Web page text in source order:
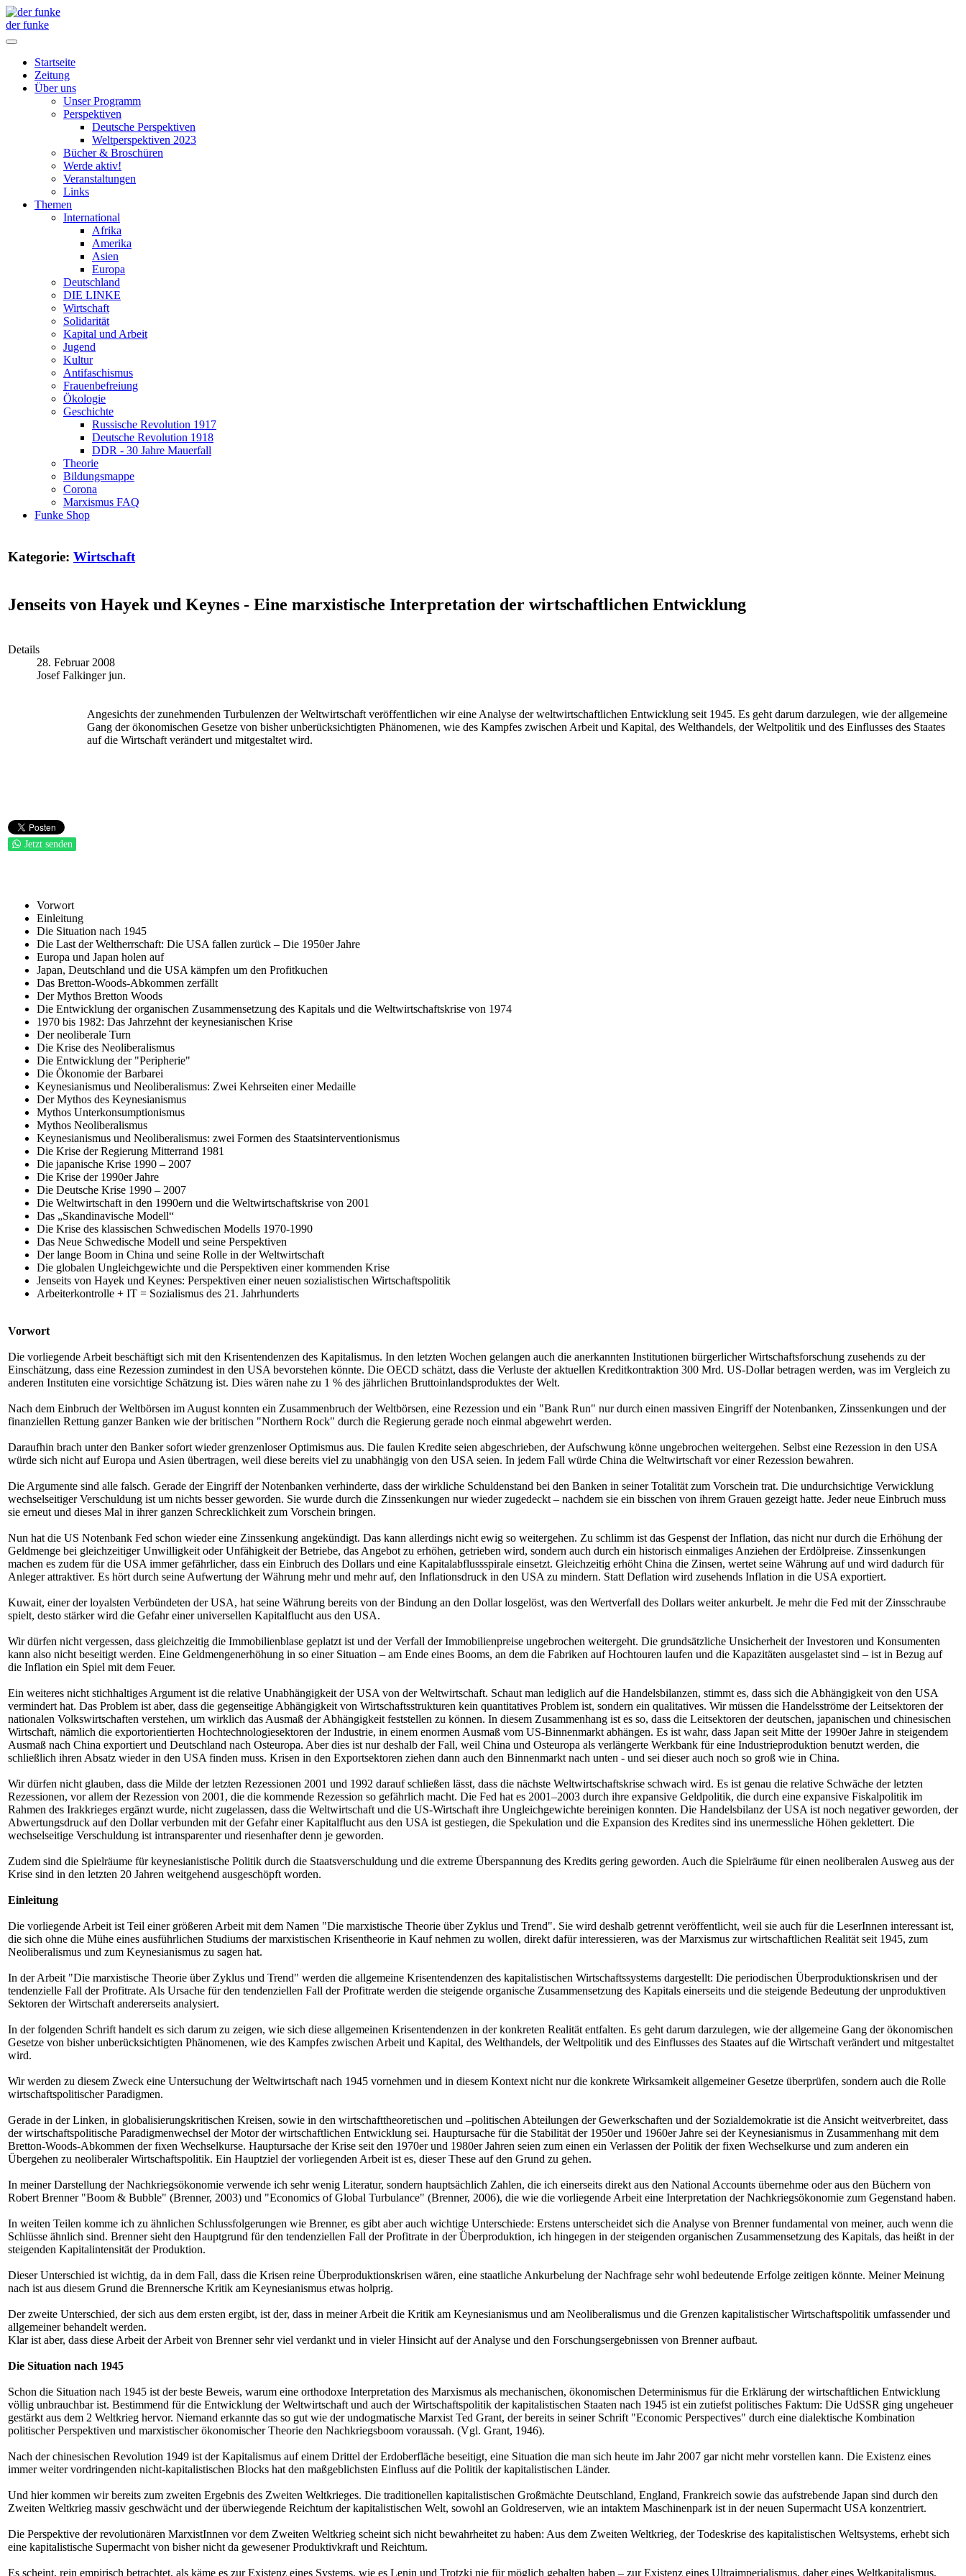
der funke
Startseite
Zeitung
Über uns
Unser Programm
Perspektiven
Deutsche Perspektiven
Weltperspektiven 2023
Bücher & Broschüren
Werde aktiv!
Veranstaltungen
Links
Themen
International
Afrika
Amerika
Asien
Europa
Deutschland
DIE LINKE
Wirtschaft
Solidarität
Kapital und Arbeit
Jugend
Kultur
Antifaschismus
Frauenbefreiung
Ökologie
Geschichte
Russische Revolution 1917
Deutsche Revolution 1918
DDR - 30 Jahre Mauerfall
Theorie
Bildungsmappe
Corona
Marxismus FAQ
Funke Shop
Kategorie: Wirtschaft
Jenseits von Hayek und Keynes - Eine marxistische Interpretation der wirtschaftlichen Entwicklung
Details
28. Februar 2008
Josef Falkinger jun.
Angesichts der zunehmenden Turbulenzen der Weltwirtschaft veröffentlichen wir eine Analyse der weltwirtschaftlichen Entwicklung seit 1945. Es geht darum darzulegen, wie der allgemeine
Gang der ökonomischen Gesetze von bisher unberücksichtigten Phänomenen, wie des Kampfes zwischen Arbeit und Kapital, des Welthandels, der Weltpolitik und des Einflusses des Staates
auf die Wirtschaft verändert und mitgestaltet wird.
Jetzt senden
Vorwort
Einleitung
Die Situation nach 1945
Die Last der Weltherrschaft: Die USA fallen zurück – Die 1950er Jahre
Europa und Japan holen auf
Japan, Deutschland und die USA kämpfen um den Profitkuchen
Das Bretton-Woods-Abkommen zerfällt
Der Mythos Bretton Woods
Die Entwicklung der organischen Zusammensetzung des Kapitals und die Weltwirtschaftskrise von 1974
1970 bis 1982: Das Jahrzehnt der keynesianischen Krise
Der neoliberale Turn
Die Krise des Neoliberalismus
Die Entwicklung der "Peripherie"
Die Ökonomie der Barbarei
Keynesianismus und Neoliberalismus: Zwei Kehrseiten einer Medaille
Der Mythos des Keynesianismus
Mythos Unterkonsumptionismus
Mythos Neoliberalismus
Keynesianismus und Neoliberalismus: zwei Formen des Staatsinterventionismus
Die Krise der Regierung Mitterrand 1981
Die japanische Krise 1990 – 2007
Die Krise der 1990er Jahre
Die Deutsche Krise 1990 – 2007
Die Weltwirtschaft in den 1990ern und die Weltwirtschaftskrise von 2001
Das „Skandinavische Modell“
Die Krise des klassischen Schwedischen Modells 1970-1990
Das Neue Schwedische Modell und seine Perspektiven
Der lange Boom in China und seine Rolle in der Weltwirtschaft
Die globalen Ungleichgewichte und die Perspektiven einer kommenden Krise
Jenseits von Hayek und Keynes: Perspektiven einer neuen sozialistischen Wirtschaftspolitik
Arbeiterkontrolle + IT = Sozialismus des 21. Jahrhunderts
Vorwort
Die vorliegende Arbeit beschäftigt sich mit den Krisentendenzen des Kapitalismus. In den letzten Wochen gelangen auch die anerkannten Institutionen bürgerlicher Wirtschaftsforschung zusehends zu der
Einschätzung, dass eine Rezession zumindest in den USA bevorstehen könnte. Die OECD schätzt, dass die Verluste der aktuellen Kreditkontraktion 300 Mrd. US-Dollar betragen werden, was im Vergleich zu
anderen Instituten eine vorsichtige Schätzung ist. Dies wären nahe zu 1 % des jährlichen Bruttoinlandsproduktes der Welt.
Nach dem Einbruch der Weltbörsen im August konnten ein Zusammenbruch der Weltbörsen, eine Rezession und ein "Bank Run" nur durch einen massiven Eingriff der Notenbanken, Zinssenkungen und der
finanziellen Rettung ganzer Banken wie der britischen "Northern Rock" durch die Regierung gerade noch einmal abgewehrt werden.
Daraufhin brach unter den Banker sofort wieder grenzenloser Optimismus aus. Die faulen Kredite seien abgeschrieben, der Aufschwung könne ungebrochen weitergehen. Selbst eine Rezession in den USA
würde sich nicht auf Europa und Asien übertragen, weil diese bereits viel zu unabhängig von den USA seien. In jedem Fall würde China die Weltwirtschaft vor einer Rezession bewahren.
Die Argumente sind alle falsch. Gerade der Eingriff der Notenbanken verhinderte, dass der wirkliche Schuldenstand bei den Banken in seiner Totalität zum Vorschein trat. Die undurchsichtige Verwicklung
wechselseitiger Verschuldung ist um nichts besser geworden. Sie wurde durch die Zinssenkungen nur wieder zugedeckt – nachdem sie ein bisschen von ihrem Grauen gezeigt hatte. Jeder neue Einbruch muss
sie erneut und dieses Mal in ihrer ganzen Schrecklichkeit zum Vorschein bringen.
Nun hat die US Notenbank Fed schon wieder eine Zinssenkung angekündigt. Das kann allerdings nicht ewig so weitergehen. Zu schlimm ist das Gespenst der Inflation, das nicht nur durch die Erhöhung der
Geldmenge bei gleichzeitiger Unwilligkeit oder Unfähigkeit der Betriebe, das Angebot zu erhöhen, getrieben wird, sondern auch durch ein historisch einmaliges Anziehen der Erdölpreise. Zinssenkungen
machen es zudem für die USA immer gefährlicher, dass ein Einbruch des Dollars und eine Kapitalabflussspirale einsetzt. Gleichzeitig erhöht China die Zinsen, wertet seine Währung auf und wird dadurch für
Anleger attraktiver. Es hört durch seine Aufwertung der Währung mehr und mehr auf, den Inflationsdruck in den USA zu mindern. Statt Deflation wird zusehends Inflation in die USA exportiert.
Kuwait, einer der loyalsten Verbündeten der USA, hat seine Währung bereits von der Bindung an den Dollar losgelöst, was den Wertverfall des Dollars weiter ankurbelt. Je mehr die Fed mit der Zinsschraube
spielt, desto stärker wird die Gefahr einer universellen Kapitalflucht aus den USA.
Wir dürfen nicht vergessen, dass gleichzeitig die Immobilienblase geplatzt ist und der Verfall der Immobilienpreise ungebrochen weitergeht. Die grundsätzliche Unsicherheit der Investoren und Konsumenten
kann also nicht beseitigt werden. Eine Geldmengenerhöhung in so einer Situation – am Ende eines Booms, an dem die Fabriken auf Hochtouren laufen und die Kapazitäten ausgelastet sind – ist in Bezug auf
die Inflation ein Spiel mit dem Feuer.
Ein weiteres nicht stichhaltiges Argument ist die relative Unabhängigkeit der USA von der Weltwirtschaft. Schaut man lediglich auf die Handelsbilanzen, stimmt es, dass sich die Abhängigkeit von den USA
vermindert hat. Das Problem ist aber, dass die gegenseitige Abhängigkeit von Wirtschaftsstrukturen kein quantitatives Problem ist, sondern ein qualitatives. Wir müssen die Handelsströme der Leitsektoren der
nationalen Volkswirtschaften verstehen, um wirklich das Ausmaß der Abhängigkeit feststellen zu können. In diesem Zusammenhang ist es so, dass die Leitsektoren der deutschen, japanischen und chinesischen
Wirtschaft, nämlich die exportorientierten Hochtechnologiesektoren der Industrie, in einem enormen Ausmaß vom US-Binnenmarkt abhängen. Es ist wahr, dass Japan seit Mitte der 1990er Jahre in steigendem
Ausmaß nach China exportiert und Deutschland nach Osteuropa. Aber dies ist nur deshalb der Fall, weil China und Osteuropa als verlängerte Werkbank für eine Industrieproduktion benutzt werden, die
schließlich ihren Absatz wieder in den USA finden muss. Krisen in den Exportsektoren ziehen dann auch den Binnenmarkt nach unten - und sei dieser auch noch so groß wie in China.
Wir dürfen nicht glauben, dass die Milde der letzten Rezessionen 2001 und 1992 darauf schließen lässt, dass die nächste Weltwirtschaftskrise schwach wird. Es ist genau die relative Schwäche der letzten
Rezessionen, vor allem der Rezession von 2001, die die kommende Rezession so gefährlich macht. Die Fed hat es 2001–2003 durch ihre expansive Geldpolitik, die durch eine expansive Fiskalpolitik im
Rahmen des Irakkrieges ergänzt wurde, nicht zugelassen, dass die Weltwirtschaft und die US-Wirtschaft ihre Ungleichgewichte bereinigen konnten. Die Handelsbilanz der USA ist noch negativer geworden, der
Abwertungsdruck auf den Dollar verbunden mit der Gefahr einer Kapitalflucht aus den USA ist gestiegen, die Spekulation und die Expansion des Kredites sind ins unermessliche Höhen geklettert. Die
wechselseitige Verschuldung ist intransparenter und riesenhafter denn je geworden.
Zudem sind die Spielräume für keynesianistische Politik durch die Staatsverschuldung und die extreme Überspannung des Kredits gering geworden. Auch die Spielräume für einen neoliberalen Ausweg aus der
Krise sind in den letzten 20 Jahren weitgehend ausgeschöpft worden.
Einleitung
Die vorliegende Arbeit ist Teil einer größeren Arbeit mit dem Namen "Die marxistische Theorie über Zyklus und Trend". Sie wird deshalb getrennt veröffentlicht, weil sie auch für die LeserInnen interessant ist,
die sich ohne die Mühe eines ausführlichen Studiums der marxistischen Krisentheorie in Kauf nehmen zu wollen, direkt dafür interessieren, was der Marxismus zur wirtschaftlichen Realität seit 1945, zum
Neoliberalismus und zum Keynesianismus zu sagen hat.
In der Arbeit "Die marxistische Theorie über Zyklus und Trend" werden die allgemeine Krisentendenzen des kapitalistischen Wirtschaftssystems dargestellt: Die periodischen Überproduktionskrisen und der
tendenzielle Fall der Profitrate. Als Ursache für den tendenziellen Fall der Profitrate werden die steigende organische Zusammensetzung des Kapitals einerseits und die steigende Bedeutung der unproduktiven
Sektoren der Wirtschaft andererseits analysiert.
In der folgenden Schrift handelt es sich darum zu zeigen, wie sich diese allgemeinen Krisentendenzen in der konkreten Realität entfalten. Es geht darum darzulegen, wie der allgemeine Gang der ökonomischen
Gesetze von bisher unberücksichtigten Phänomenen, wie des Kampfes zwischen Arbeit und Kapital, des Welthandels, der Weltpolitik und des Einflusses des Staates auf die Wirtschaft verändert und mitgestaltet
wird.
Wir werden zu diesem Zweck eine Untersuchung der Weltwirtschaft nach 1945 vornehmen und in diesem Kontext nicht nur die konkrete Wirksamkeit allgemeiner Gesetze überprüfen, sondern auch die Rolle
wirtschaftspolitischer Paradigmen.
Gerade in der Linken, in globalisierungskritischen Kreisen, sowie in den wirtschafttheoretischen und –politischen Abteilungen der Gewerkschaften und der Sozialdemokratie ist die Ansicht weitverbreitet, dass
der wirtschaftspolitische Paradigmenwechsel der Motor der wirtschaftlichen Entwicklung sei. Hauptursache für die Stabilität der 1950er und 1960er Jahre sei der Keynesianismus in Zusammenhang mit dem
Bretton-Woods-Abkommen der fixen Wechselkurse. Hauptursache der Krise seit den 1970er und 1980er Jahren seien zum einen ein Verlassen der Politik der fixen Wechselkurse und zum anderen ein
Übergehen zu neoliberaler Wirtschaftspolitik. Ein Hauptziel der vorliegenden Arbeit ist es, dieser These auf den Grund zu gehen.
In meiner Darstellung der Nachkriegsökonomie verwende ich sehr wenig Literatur, sondern hauptsächlich Zahlen, die ich einerseits direkt aus den National Accounts übernehme oder aus den Büchern von
Robert Brenner "Boom & Bubble" (Brenner, 2003) und "Economics of Global Turbulance" (Brenner, 2006), die wie die vorliegende Arbeit eine Interpretation der Nachkriegsökonomie zum Gegenstand haben.
In weiten Teilen komme ich zu ähnlichen Schlussfolgerungen wie Brenner, es gibt aber auch wichtige Unterschiede: Erstens unterscheidet sich die Analyse von Brenner fundamental von meiner, auch wenn die
Schlüsse ähnlich sind. Brenner sieht den Hauptgrund für den tendenziellen Fall der Profitrate in der Überproduktion, ich hingegen in der steigenden organischen Zusammensetzung des Kapitals, das heißt in der
steigenden Kapitalintensität der Produktion.
Dieser Unterschied ist wichtig, da in dem Fall, dass die Krisen reine Überproduktionskrisen wären, eine staatliche Ankurbelung der Nachfrage sehr wohl bedeutende Erfolge zeitigen könnte. Meiner Meinung
nach ist aus diesem Grund die Brennersche Kritik am Keynesianismus etwas holprig.
Der zweite Unterschied, der sich aus dem ersten ergibt, ist der, dass in meiner Arbeit die Kritik am Keynesianismus und am Neoliberalismus und die Grenzen kapitalistischer Wirtschaftspolitik umfassender und
allgemeiner behandelt werden.
Klar ist aber, dass diese Arbeit der Arbeit von Brenner sehr viel verdankt und in vieler Hinsicht auf der Analyse und den Forschungsergebnissen von Brenner aufbaut.
Die Situation nach 1945
Schon die Situation nach 1945 ist der beste Beweis, warum eine orthodoxe Interpretation des Marxismus als mechanischen, ökonomischen Determinismus für die Erklärung der wirtschaftlichen Entwicklung
völlig unbrauchbar ist. Bestimmend für die Entwicklung der Weltwirtschaft und auch der Wirtschaftspolitik der kapitalistischen Staaten nach 1945 ist ein zutiefst politisches Faktum: Die UdSSR ging ungeheuer
gestärkt aus dem 2 Weltkrieg hervor. Niemand erkannte das so gut wie der undogmatische Marxist Ted Grant, der bereits in seiner Schrift "Economic Perspectives" durch eine dialektische Kombination
politischer Perspektiven und marxistischer ökonomischer Theorie den Nachkriegsboom voraussah. (Vgl. Grant, 1946).
Nach der chinesischen Revolution 1949 ist der Kapitalismus auf einem Drittel der Erdoberfläche beseitigt, eine Situation die man sich heute im Jahr 2007 gar nicht mehr vorstellen kann. Die Existenz eines
immer weiter vordringenden nicht-kapitalistischen Blocks hat den maßgeblichsten Einfluss auf die Politik der kapitalistischen Länder.
Und hier kommen wir bereits zum zweiten Ergebnis des Zweiten Weltkrieges. Die traditionellen kapitalistischen Großmächte Deutschland, England, Frankreich sowie das aufstrebende Japan sind durch den
Zweiten Weltkrieg massiv geschwächt und der überwiegende Reichtum der kapitalistischen Welt, sowohl an Goldreserven, wie an intaktem Maschinenpark ist in der neuen Supermacht USA konzentriert.
Die Perspektive der revolutionären MarxistInnen vor dem Zweiten Weltkrieg scheint sich nicht bewahrheitet zu haben: Aus dem Zweiten Weltkrieg, der Todeskrise des kapitalistischen Weltsystems, erhebt sich
eine kapitalistische Supermacht von bisher nicht da gewesener Produktivkraft und Reichtum.
Es scheint, rein empirisch betrachtet, als käme es zur Existenz eines Systems, wie es Lenin und Trotzki nie für möglich gehalten haben – zur Existenz eines Ultraimperialismus, daher eines Weltkapitalismus,